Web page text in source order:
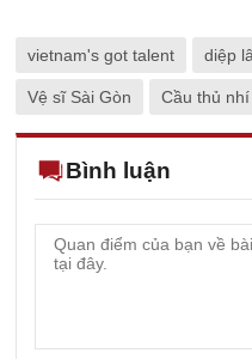
vietnam's got talent diệp
Vệ sĩ Sài Gòn Cầu thủ nhí
Bình luận